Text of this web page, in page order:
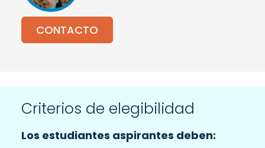
CONTACTO
Criterios de elegibilidad
Los estudiantes aspirantes deben: